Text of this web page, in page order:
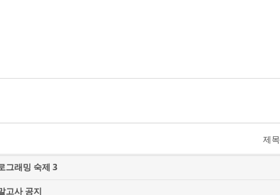
제목
그래밍 숙제 3
고사 공지